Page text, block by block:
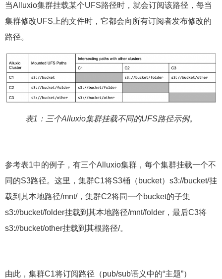
当Alluxio集群挂载某个UFS路径时，就会订阅该路径，每当
集群修改UFS上的文件时，它都会向所有订阅者发布修改的
路径。
表1：三个Alluxio集群挂载不同的UFS路径示例。
参考表1中的例子，有三个Alluxio集群，每个集群挂载一个不
同的S3路径。这里，集群C1将S3桶（bucket）s3://bucket/挂
载到其本地路径/mnt/，集群C2将同一个bucket的子集
s3://bucket/folder挂载到其本地路径/mnt/folder，最后C3将
s3://bucket/other挂载到其根路径/。
由此，集群C1将订阅路径（pub/sub语义中的“主题”）